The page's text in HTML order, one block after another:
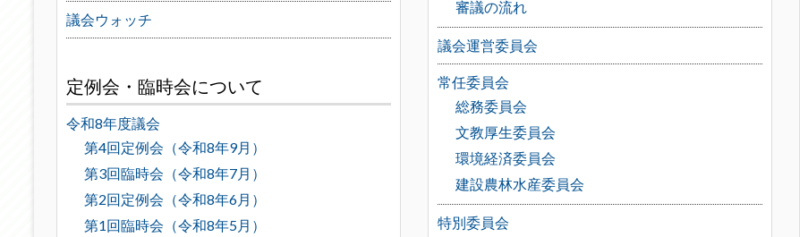
議会ウォッチ
定例会・臨時会について
令和8年度議会
第4回定例会（令和8年9月）
第3回臨時会（令和8年7月）
第2回定例会（令和8年6月）
第1回臨時会（令和8年5月）
審議の流れ
議会運営委員会
常任委員会
総務委員会
文教厚生委員会
環境経済委員会
建設農林水産委員会
特別委員会